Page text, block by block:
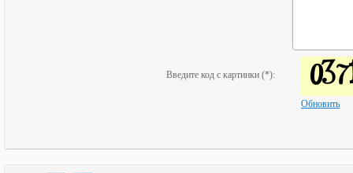
Введите код с картинки (*):
Обновить